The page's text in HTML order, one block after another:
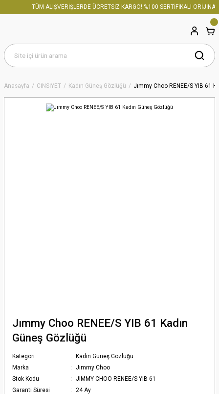
TÜM ALIŞVERİŞLERDE ÜCRETSİZ KARGO! %100 SERTİFİKALI ORİJİNAL
Anasayfa CİNSİYET Kadın Güneş Gözlüğü Jımmy Choo RENEE/S YIB 61
Jımmy Choo RENEE/S YIB 61 Kadın
Güneş Gözlüğü
Kategori
Kadın Güneş Gözlüğü
Marka
Jımmy Choo
Stok Kodu
JIMMY CHOO RENEE/S YIB 61
Garanti Süresi
24 Ay